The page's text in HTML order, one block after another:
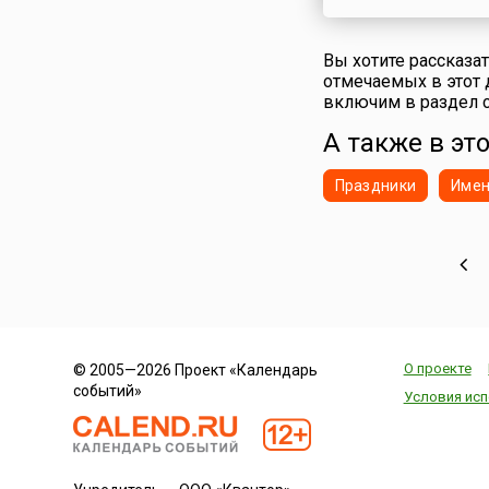
в Спейсайде (англ.
Speyside Whisky
каждой страны
национальный
своя национальная
гордость.
гордятся своим
наступлением
праздников,
виски. Первым
Вы хотите
отмечаемых в этот
включим в раздел
А также в
Праздники
© 2005—2026 Проект «Календарь
событий»
О проекте
Условия